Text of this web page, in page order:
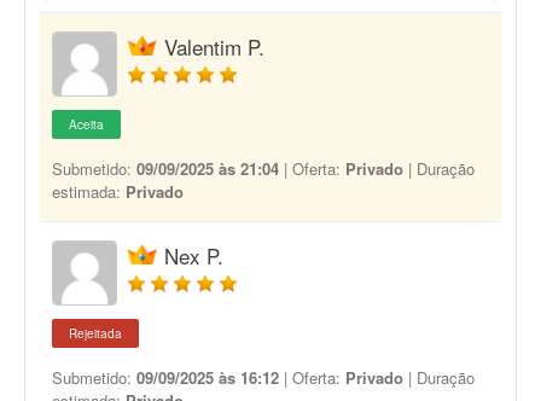
Valentim P.
Aceita
Submetido: 09/09/2025 às 21:04 | Oferta: Privado | Duração
estimada: Privado
Nex P.
Rejeitada
Submetido: 09/09/2025 às 16:12 | Oferta: Privado | Duração